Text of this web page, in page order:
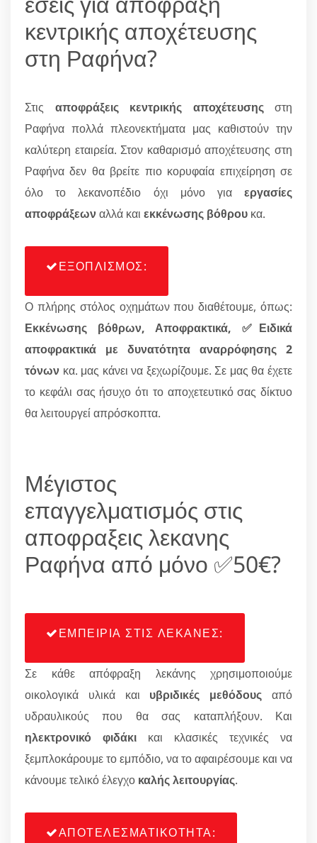
κεντρικής αποχέτευσης
στη Ραφήνα?
Στις αποφράξεις κεντρικής αποχέτευσηςστη
Ραφήνα πολλά πλεονεκτήματα μας καθιστούν την
καλύτερη εταιρεία. Στον καθαρισμό αποχέτευσης στη
Ραφήνα δεν θα βρείτε πιο κορυφαία επιχείρηση σε
όλο το λεκανοπέδιο όχι μόνο για εργασίες
αποφράξεωναλλά και εκκένωσης βόθρου κα.
ΕΞΟΠΛΙΣΜΟΣ:
Ο πλήρης στόλος οχημάτων που διαθέτουμε, όπως:
Εκκένωσης βόθρων, Αποφρακτικά, ✅Ειδικά
αποφρακτικά με δυνατότητα αναρρόφησης 2
τόνων κα. μας κάνει να ξεχωρίζουμε. Σε μας θα έχετε
το κεφάλι σας ήσυχο ότι το αποχετευτικό σας δίκτυο
θα λειτουργεί απρόσκοπτα.
Μέγιστος
επαγγελματισμός στις
αποφραξεις λεκανης
Ραφήνα από μόνο ✅50€?
ΕΜΠΕΙΡΙΑ ΣΤΙΣ ΛΕΚΑΝΕΣ:
Σε κάθε απόφραξη λεκάνης χρησιμοποιούμε
οικολογικά υλικά και υβριδικές μεθόδους από
υδραυλικούς που θα σας καταπλήξουν. Και
ηλεκτρονικό φιδάκι και κλασικές τεχνικές να
ξεμπλοκάρουμε το εμπόδιο, να το αφαιρέσουμε και να
κάνουμε τελικό έλεγχο καλής λειτουργίας.
ΑΠΟΤΕΛΕΣΜΑΤΙΚΟΤΗΤΑ: